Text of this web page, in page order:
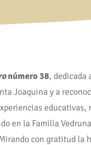
número 38, dedicada
Joaquina y a
educativas,
en la Familia
con gratitud la